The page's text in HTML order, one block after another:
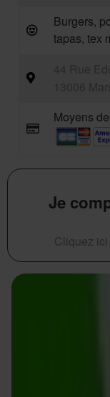
Burgers,
tapas, tex
Moyens
Je
Cliquez ici